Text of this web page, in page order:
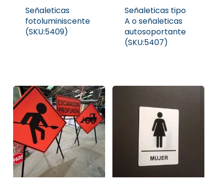
Señaleticas
fotoluminiscente
(SKU:5409)
Señaleticas tipo
A o señaleticas
autosoportante
(SKU:5407)